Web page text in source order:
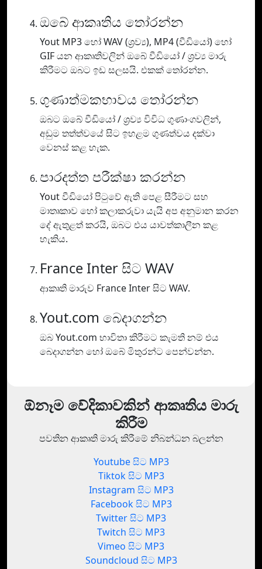
ඔබේ ආකෘතිය තෝරන්න
Yout MP3 හෝ WAV (ශ්‍රව්‍ය), MP4 (වීඩියෝ) හෝ
GIF යන ආකෘතිවලින් ඔබේ වීඩියෝ / ශ්‍රව්‍ය මාරු
කිරීමට ඔබට ඉඩ සලසයි. එකක් තෝරන්න.
ගුණාත්මකභාවය තෝරන්න
ඔබට ඔබේ වීඩියෝ / ශ්‍රව්‍ය විවිධ ගුණාංගවලින්,
අඩුම තත්ත්වයේ සිට ඉහළම ගුණත්වය දක්වා
වෙනස් කළ හැක.
පාරදත්ත පරීක්ෂා කරන්න
Yout වීඩියෝ පිටුවේ ඇති පෙළ සීරීමට සහ
මාතෘකාව හෝ කලාකරුවා යැයි අප අනුමාන කරන
දේ ඇතුළත් කරයි, ඔබට එය යාවත්කාලීන කළ
හැකිය.
France Inter සිට WAV
ආකෘති මාරුව France Inter සිට WAV.
Yout.com බෙදාගන්න
ඔබ Yout.com භාවිතා කිරීමට කැමති නම් එය
බෙදාගන්න හෝ ඔබේ මිතුරන්ට පෙන්වන්න.
ඕනෑම වේදිකාවකින් ආකෘතිය මාරු
කිරීම
පවතින ආකෘති මාරු කිරීමේ නිබන්ධන බලන්න
Youtube සිට MP3
Tiktok සිට MP3
Instagram සිට MP3
Facebook සිට MP3
Twitter සිට MP3
Twitch සිට MP3
Vimeo සිට MP3
Soundcloud සිට MP3